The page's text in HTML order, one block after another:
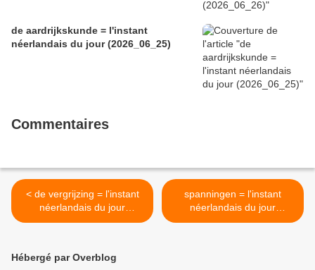
de aardrijkskunde = l'instant
néerlandais du jour (2026_06_25)
Commentaires
< de vergrijzing = l'instant
néerlandais du jour
(2024_11_18)
spanningen = l'instant
néerlandais du jour
(2024_11_20) >
Hébergé par Overblog